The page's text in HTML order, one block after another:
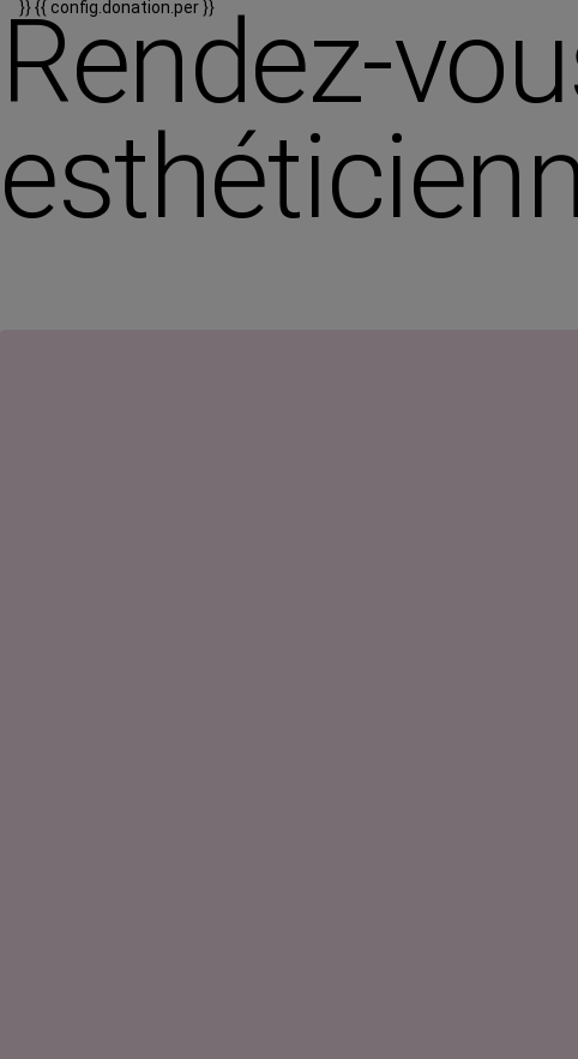
}}{{ config.donation.per }}
Rendez-